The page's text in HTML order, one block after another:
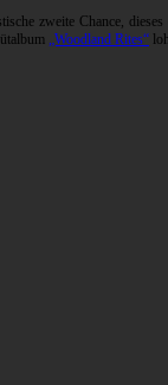
zweite Chance,
„Woodland Rites“